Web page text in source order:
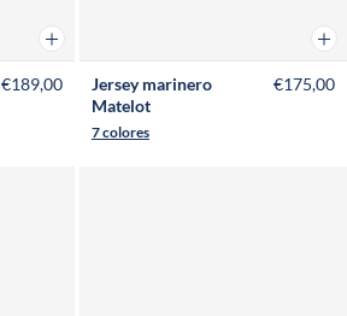
Añadir a la cesta
€189,00
Jersey marinero
Matelot
7 colores
€175,00